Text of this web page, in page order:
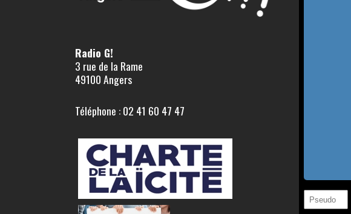
Radio G!
3 rue de la Rame
49100 Angers
Téléphone : 02 41 60 47 47